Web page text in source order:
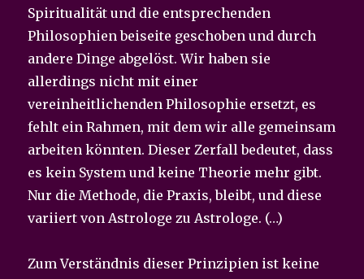
Spiritualität und die entsprechenden
Philosophien beiseite geschoben und durch
andere Dinge abgelöst. Wir haben sie
allerdings nicht mit einer
vereinheitlichenden Philosophie ersetzt, es
fehlt ein Rahmen, mit dem wir alle gemeinsam
arbeiten könnten. Dieser Zerfall bedeutet, dass
es kein System und keine Theorie mehr gibt.
Nur die Methode, die Praxis, bleibt, und diese
variiert von Astrologe zu Astrologe. (…)
Zum Verständnis dieser Prinzipien ist keine